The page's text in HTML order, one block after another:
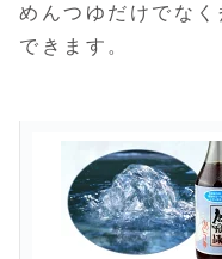
めんつゆだけでな
できます。